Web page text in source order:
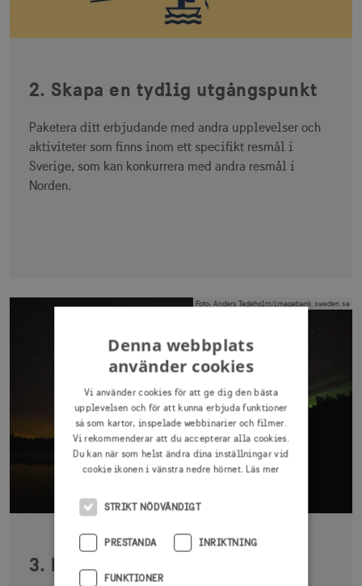
2. Skapa en tydlig utgångspunkt
Paketera ditt erbjudande med andra upplevelser och
aktiviteter som finns inom ett specifikt resmål i
Sverige, som kan konkurrera med andra resmål i
Norden.
Foto: Anders Tedeholm/imagebank.sweden.se
3. Lek med ljus och mörker
Denna webbplats
använder cookies
Vi använder cookies för att ge dig den bästa
upplevelsen och för att kunna erbjuda funktioner
så som kartor, inspelade webbinarier och filmer.
Vi rekommenderar att du accepterar alla cookies.
Du kan när som helst ändra dina inställningar vid
cookie ikonen i vänstra nedre hörnet. Läs mer
STRIKT NÖDVÄNDIGT
PRESTANDA INRIKTNING
FUNKTIONER